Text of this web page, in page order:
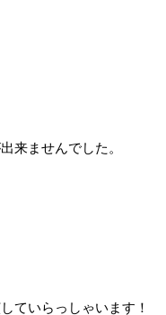
来ませんでした。
ていらっしゃいます！